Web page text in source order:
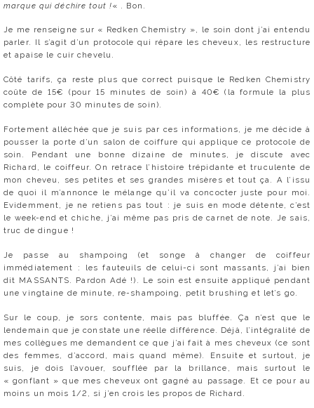
marque qui déchire tout !« . Bon.
Je me renseigne sur « Redken Chemistry », le soin dont j’ai entendu
parler. Il s’agit d’un protocole qui répare les cheveux, les restructure
et apaise le cuir chevelu.
Côté tarifs, ça reste plus que correct puisque le Redken Chemistry
coûte de 15€ (pour 15 minutes de soin) à 40€ (la formule la plus
complète pour 30 minutes de soin).
Fortement alléchée que je suis par ces informations, je me décide à
pousser la porte d’un salon de coiffure qui applique ce protocole de
soin. Pendant une bonne dizaine de minutes, je discute avec
Richard, le coiffeur. On retrace l’histoire trépidante et truculente de
mon cheveu, ses petites et ses grandes misères et tout ça. A l’issu
de quoi il m’annonce le mélange qu’il va concocter juste pour moi.
Evidemment, je ne retiens pas tout : je suis en mode détente, c’est
le week-end et chiche, j’ai même pas pris de carnet de note. Je sais,
truc de dingue !
Je passe au shampoing (et songe à changer de coiffeur
immédiatement : les fauteuils de celui-ci sont massants, j’ai bien
dit MASSANTS. Pardon Adé !). Le soin est ensuite appliqué pendant
une vingtaine de minute, re-shampoing, petit brushing et let’s go.
Sur le coup, je sors contente, mais pas bluffée. Ça n’est que le
lendemain que je constate une réelle différence. Déjà, l’intégralité de
mes collègues me demandent ce que j’ai fait à mes cheveux (ce sont
des femmes, d’accord, mais quand même). Ensuite et surtout, je
suis, je dois l’avouer, soufflée par la brillance, mais surtout le
« gonflant » que mes cheveux ont gagné au passage. Et ce pour au
moins un mois 1/2, si j’en crois les propos de Richard.